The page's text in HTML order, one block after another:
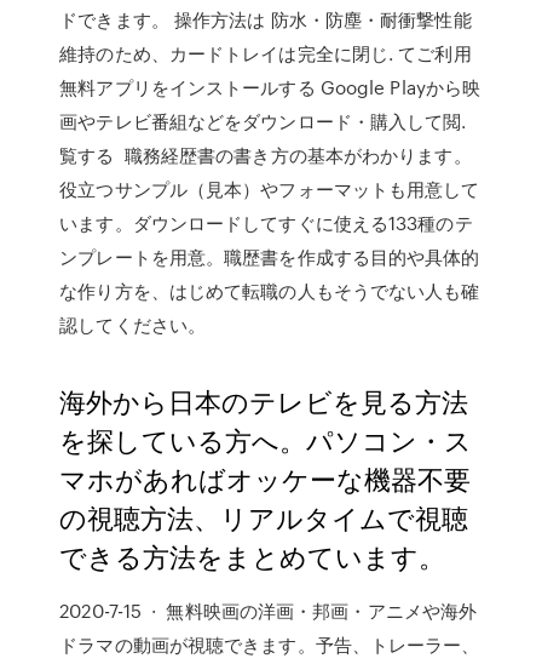
ドできます。 操作方法は 防水・防塵・耐衝撃性能
維持のため、カードトレイは完全に閉じ. てご利用
無料アプリをインストールする Google Playから映
画やテレビ番組などをダウンロード・購入して閲.
覧する 職務経歴書の書き方の基本がわかります。
役立つサンプル（見本）やフォーマットも用意して
います。ダウンロードしてすぐに使える133種のテ
ンプレートを用意。職歴書を作成する目的や具体的
な作り方を、はじめて転職の人もそうでない人も確
認してください。
海外から日本のテレビを見る方法
を探している方へ。パソコン・ス
マホがあればオッケーな機器不要
の視聴方法、リアルタイムで視聴
できる方法をまとめています。
2020-7-15 · 無料映画の洋画・邦画・アニメや海外
ドラマの動画が視聴できます。予告、トレーラー、